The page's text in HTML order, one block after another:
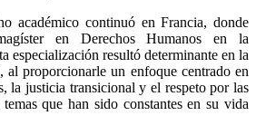
académico continuó en Francia, donde
en Derechos Humanos en la
especialización resultó determinante en la
al proporcionarle un enfoque centrado en
la justicia transicional y el respeto por las
temas que han sido constantes en su vida